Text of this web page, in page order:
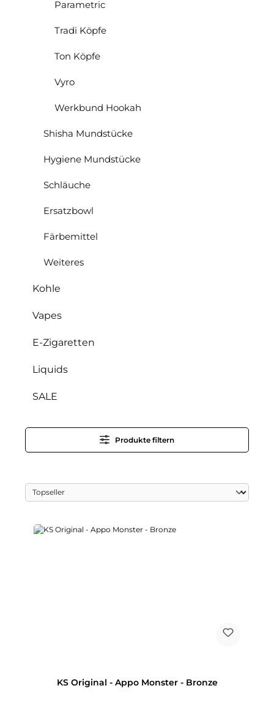
Parametric
Tradi Köpfe
Ton Köpfe
Vyro
Werkbund Hookah
Shisha Mundstücke
Hygiene Mundstücke
Schläuche
Ersatzbowl
Färbemittel
Weiteres
Kohle
Vapes
E-Zigaretten
Liquids
SALE
Produkte filtern
KS Original - Appo Monster - Bronze